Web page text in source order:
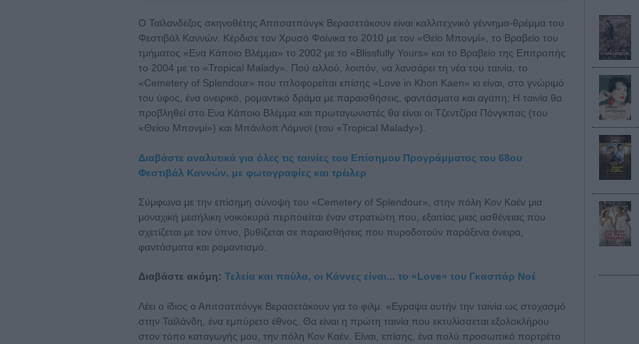
Ο Ταϊλανδέζος σκηνοθέτης Απιτσατπόνγκ Βερασετάκουν είναι καλλιτεχνικό γέννημα-θρέμμα του
Φεστιβάλ Καννών. Κέρδισε τον Χρυσό Φοίνικα το 2010 με τον «Θείο Μπονμί», το Βραβείο του
τμήματος «Ενα Κάποιο Βλέμμα» το 2002 με το «Blissfully Yours» και το Βραβείο της Επιτροπής
το 2004 με το «Tropical Malady». Πού αλλού, λοιπόν, να λανσάρει τη νέα του ταινία, το
«Cemetery of Splendour» που τιτλοφορείται επίσης «Love in Khon Kaen» κι είναι, στο γνώριμό
του ύφος, ένα ονειρικό, ρομαντικό δράμα με παραισθήσεις, φαντάσματα και αγάπη; Η ταινία θα
προβληθεί στο Ενα Κάποιο Βλέμμα και πρωταγωνιστές θα είναι οι Τζεντζίρα Πόνγκπας (του
«Θείου Μπονμί») και Μπάνλοπ Λόμνοϊ (του «Tropical Malady»).
Διαβάστε αναλυτικά για όλες τις ταινίες του Επίσημου Προγράμματος του 68ου
Φεστιβάλ Καννών, με φωτογραφίες και τρέιλερ
Σύμφωνα με την επίσημη σύνοψη του «Cemetery of Splendour», στην πόλη Κον Καέν μια
μοναχική μεσήλικη νοικοκυρά περποιείται έναν στρατιώτη που, εξαιτίας μιας ασθένειας που
σχετίζεται με τον ύπνο, βυθίζεται σε παραισθήσεις που πυροδοτούν παράξενα όνειρα,
φαντάσματα και ρομαντισμό.
Διαβάστε ακόμη: Τελεία και παύλα, οι Κάννες είναι... το «Love» του Γκασπάρ Νοέ
Λέει ο ίδιος ο Απιτσατπόνγκ Βερασετάκουν για το φιλμ: «Εγραψα αυτήν την ταινία ως στοχασμό
στην Ταϊλάνδη, ένα εμπύρετο έθνος. Θα είναι η πρώτη ταινία που εκτυλίσσεται εξολοκλήρου
στον τόπο καταγωγής μου, την πόλη Κον Καέν. Είναι, επίσης, ένα πολύ προσωπικό πορτρέτο